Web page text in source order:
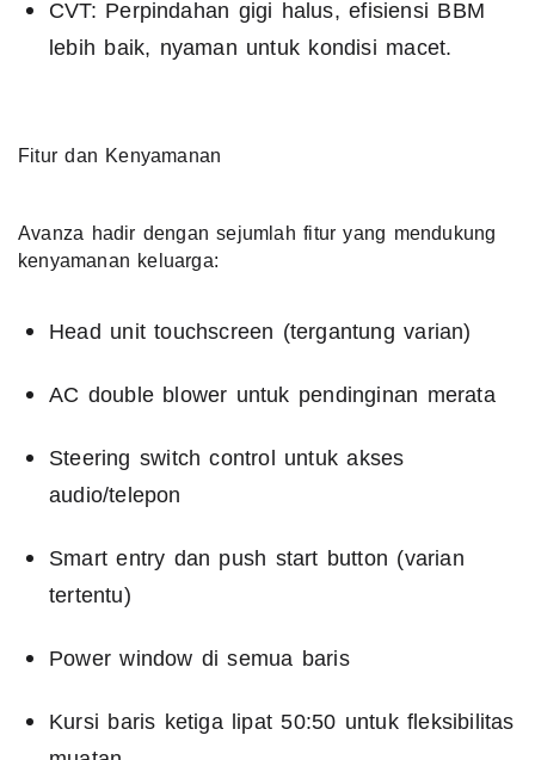
CVT: Perpindahan gigi halus, efisiensi BBM
lebih baik, nyaman untuk kondisi macet.
Fitur dan Kenyamanan
Avanza hadir dengan sejumlah fitur yang mendukung
kenyamanan keluarga:
Head unit touchscreen (tergantung varian)
AC double blower untuk pendinginan merata
Steering switch control untuk akses
audio/telepon
Smart entry dan push start button (varian
tertentu)
Power window di semua baris
Kursi baris ketiga lipat 50:50 untuk fleksibilitas